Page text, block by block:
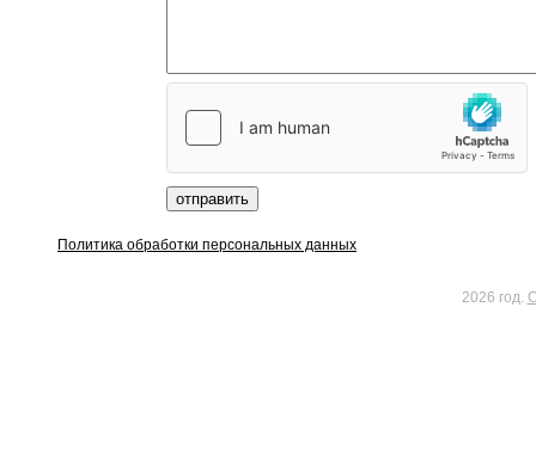
Политика обработки персональных данных
2026 год.